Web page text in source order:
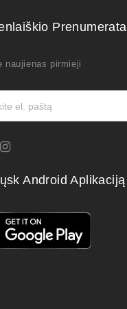
Prenumerata
naujienas pirmieji
Android Aplikaciją